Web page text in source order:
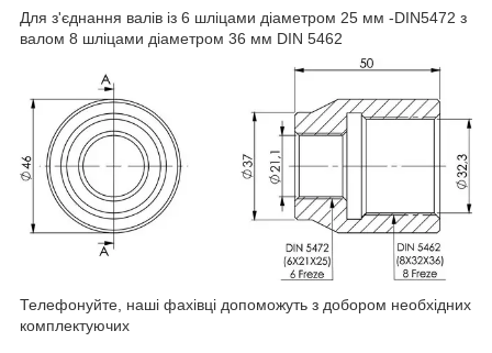
Для з'єднання валів із 6 шліцами діаметром 25 мм -DIN5472 з
валом 8 шліцами діаметром 36 мм DIN 5462
Телефонуйте, наші фахівці допоможуть з добором необхідних
комплектуючих